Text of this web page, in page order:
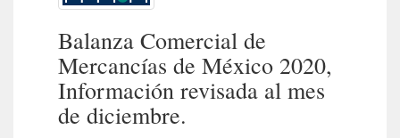
Balanza Comercial de
Mercancías de México 2020,
Información revisada al mes
de diciembre.